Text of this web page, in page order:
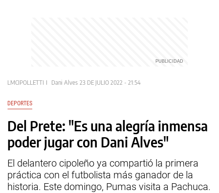
LMCIPOLLETTI Dani Alves 23 DE JULIO 2022 - 21:54
DEPORTES
Del Prete: "Es una alegría inmensa
poder jugar con Dani Alves"
El delantero cipoleño ya compartió la primera
práctica con el futbolista más ganador de la
historia. Este domingo, Pumas visita a Pachuca.